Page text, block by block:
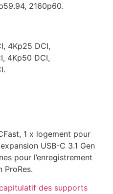
2160p60.
4Kp25 DCI,
4Kp50 DCI,
1 x logement pour
USB-C 3.1 Gen
pour l’enregistrement
ProRes.
des supports